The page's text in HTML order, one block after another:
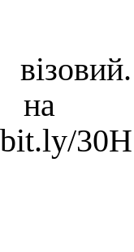
на